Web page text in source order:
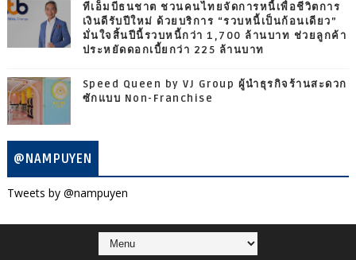
ทีเอ็มบีธนชาต ชวนคนไทยจัดการหนี้เพื่อชีวิตการ
เงินดีรับปีใหม่ ด้วยบริการ “รวบหนี้เป็นก้อนเดียว”
มั่นใจสิ้นปีนี้รวบหนี้กว่า 1,700 ล้านบาท ช่วยลูกค้า
ประหยัดดอกเบี้ยกว่า 225 ล้านบาท
Speed Queen by VJ Group ผู้นำธุรกิจร้านสะดวก
ซักแบบ Non-Franchise
@NAMPUYEN
Tweets by @nampuyen